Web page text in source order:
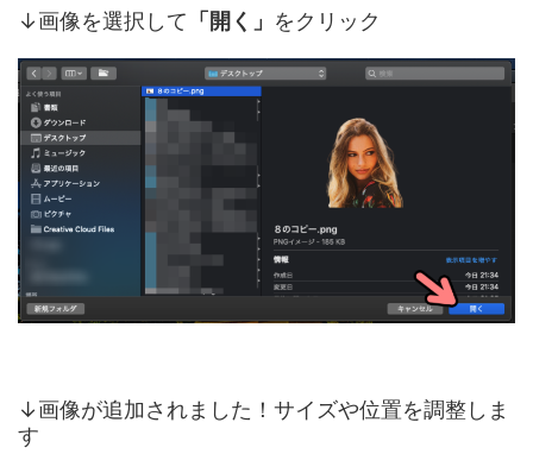
↓画像を選択して 「開く」 をクリック
↓画像が追加されました！サイズや位置を調整しま
す